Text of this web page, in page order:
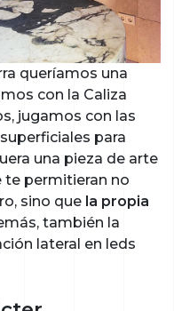
queríamos una
con la Caliza
jugamos con las
para
una pieza de arte
te permitieran no
sino que la propia
también la
lateral en leds